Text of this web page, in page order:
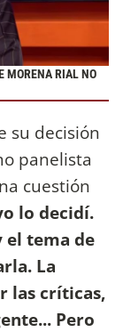
MORENA RIAL NO
su decisión
panelista
cuestión
lo decidí.
el tema de
La
las críticas,
Pero